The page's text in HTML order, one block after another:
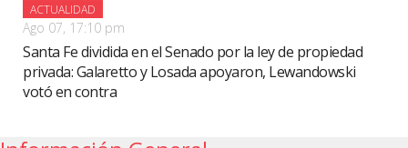
ACTUALIDAD
Ago 07, 17:10 pm
Santa Fe dividida en el Senado por la ley de propiedad
privada: Galaretto y Losada apoyaron, Lewandowski
votó en contra